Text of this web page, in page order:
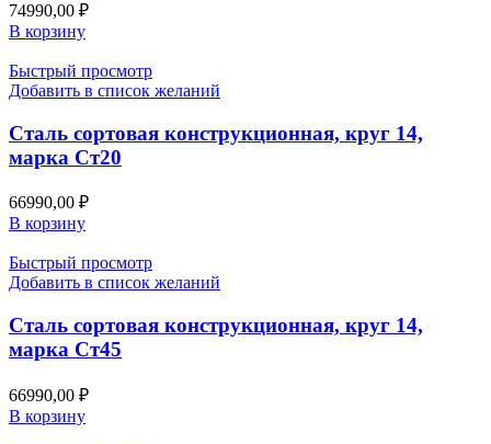
74990,00 ₽
В корзину
Быстрый просмотр
Добавить в список желаний
Сталь сортовая конструкционная, круг 14,
марка Ст20
66990,00 ₽
В корзину
Быстрый просмотр
Добавить в список желаний
Сталь сортовая конструкционная, круг 14,
марка Ст45
66990,00 ₽
В корзину